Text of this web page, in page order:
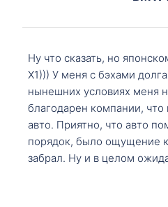
Ну что сказать, но
X1))) У меня с бэхами
нынешних условиях меня
благодарен компании,
авто. Приятно, что авто
порядок, было ощущение
забрал. Ну и в целом